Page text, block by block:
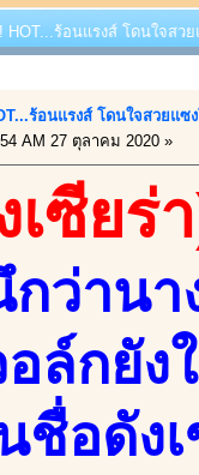
ร้อนแรงส์ โดนใจสว
ร้อนแรงส์ โดนใจสวยแ
AM 27 ตุลาคม 2020 »
เซียร่
กว่าน
ล์กยัง
ชื่อดัง